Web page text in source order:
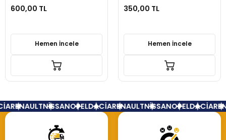
600,00 TL
Hemen İncele
350,00 TL
Hemen İncele
RENAULTNİSSANOPELDACİARENAULTNİSSANOPELDACİA